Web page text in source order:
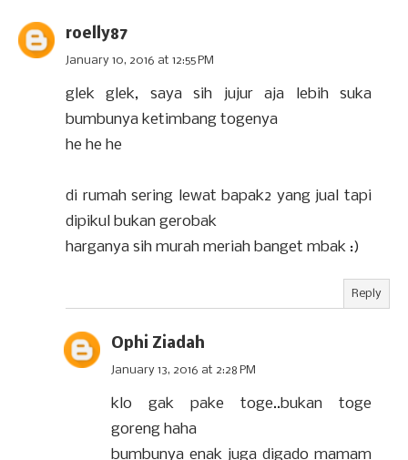
roelly87
January 10, 2016 at 12:55 PM
glek glek, saya sih jujur aja lebih suka
bumbunya ketimbang togenya
he he he
di rumah sering lewat bapak2 yang jual tapi
dipikul bukan gerobak
harganya sih murah meriah banget mbak :)
Reply
Ophi Ziadah
January 13, 2016 at 2:28 PM
klo gak pake toge..bukan toge
goreng haha
bumbunya enak juga digado mamam